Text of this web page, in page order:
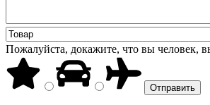
Пожалуйста, докажите, что вы человек,